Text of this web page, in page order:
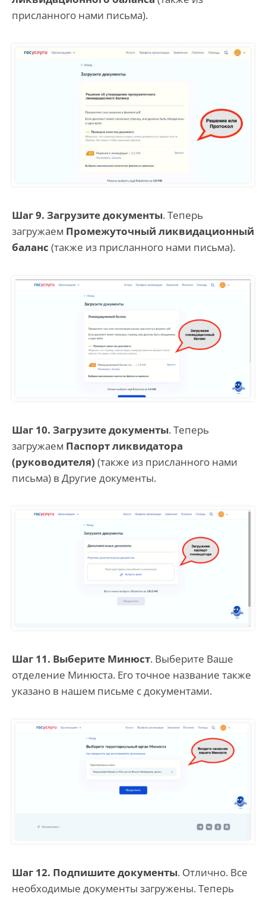
присланного нами письма).
Шаг 9. Загрузите документы. Теперь
загружаем Промежуточный ликвидационный
баланс (также из присланного нами письма).
Шаг 10. Загрузите документы. Теперь
загружаем Паспорт ликвидатора
(руководителя) (также из присланного нами
письма) в Другие документы.
Шаг 11. Выберите Минюст. Выберите Ваше
отделение Минюста. Его точное название также
указано в нашем письме с документами.
Шаг 12. Подпишите документы. Отлично. Все
необходимые документы загружены. Теперь